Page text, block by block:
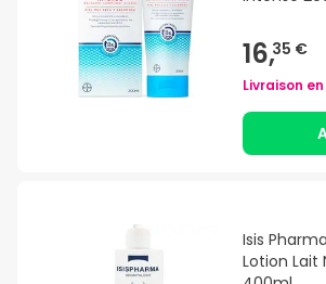
16,35 €
Livraison en
Isis
Lotion Lait